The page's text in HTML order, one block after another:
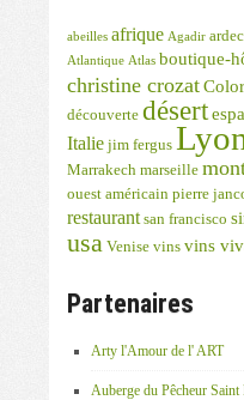
abeilles afrique Agadir
Atlantique Atlas boutique-
christine crozat
découverte désert
Italie jim fergus
Marrakech marseille
ouest américain pierre
restaurant san francisco
usa Venise vins vins
Partenaires
Arty l'Amour de l' ART
Auberge du Pêcheur Saint